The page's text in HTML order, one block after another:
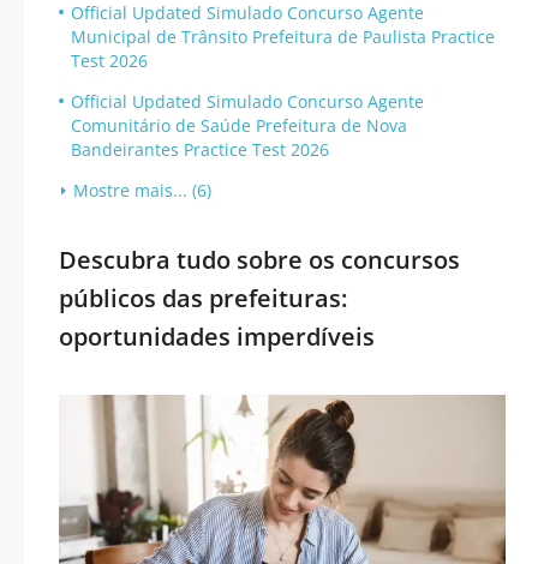
Official Updated Simulado Concurso Agente
Municipal de Trânsito Prefeitura de Paulista Practice
Test 2026
Official Updated Simulado Concurso Agente
Comunitário de Saúde Prefeitura de Nova
Bandeirantes Practice Test 2026
Mostre mais... (6)
Descubra tudo sobre os concursos
públicos das prefeituras:
oportunidades imperdíveis